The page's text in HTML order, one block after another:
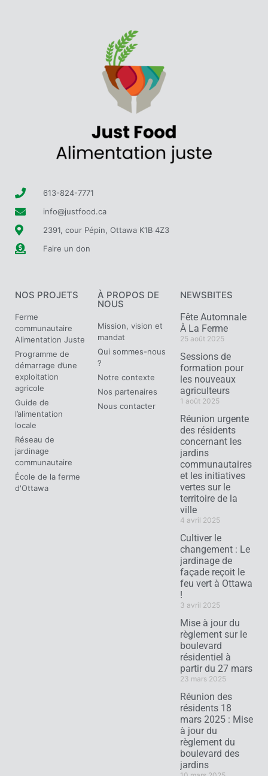
613-824-7771
info@justfood.ca
2391, cour Pépin, Ottawa K1B 4Z3
Faire un don
NOS PROJETS
Ferme
communautaire
Alimentation Juste
Programme de
démarrage d’une
exploitation
agricole
Guide de
l’alimentation
locale
Réseau de
jardinage
communautaire
École de la ferme
d'Ottawa
À PROPOS DE
NOUS
Mission, vision et
mandat
Qui sommes-nous
?
Notre contexte
Nos partenaires
Nous contacter
NEWSBITES
Fête Automnale
À La Ferme
25 août 2025
Sessions de
formation pour
les nouveaux
agriculteurs
1 août 2025
Réunion urgente
des résidents
concernant les
jardins
communautaires
et les initiatives
vertes sur le
territoire de la
ville
4 avril 2025
Cultiver le
changement : Le
jardinage de
façade reçoit le
feu vert à Ottawa
!
3 avril 2025
Mise à jour du
règlement sur le
boulevard
résidentiel à
partir du 27 mars
23 mars 2025
Réunion des
résidents 18
mars 2025 : Mise
à jour du
règlement du
boulevard des
jardins